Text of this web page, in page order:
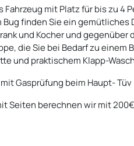
Fahrzeug mit Platz für bis zu 4
finden Sie ein
und Kocher und gegenüber
die Sie bei Bedarf zu einem
und praktischem Klapp-
Gasprüfung beim Haupt-
Seiten berechnen wir mit